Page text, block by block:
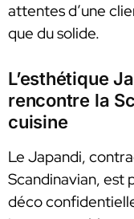
attentes d’une
que du solide.
L’esthétique
rencontre la
cuisine
Le Japandi,
Scandinavian, est
déco